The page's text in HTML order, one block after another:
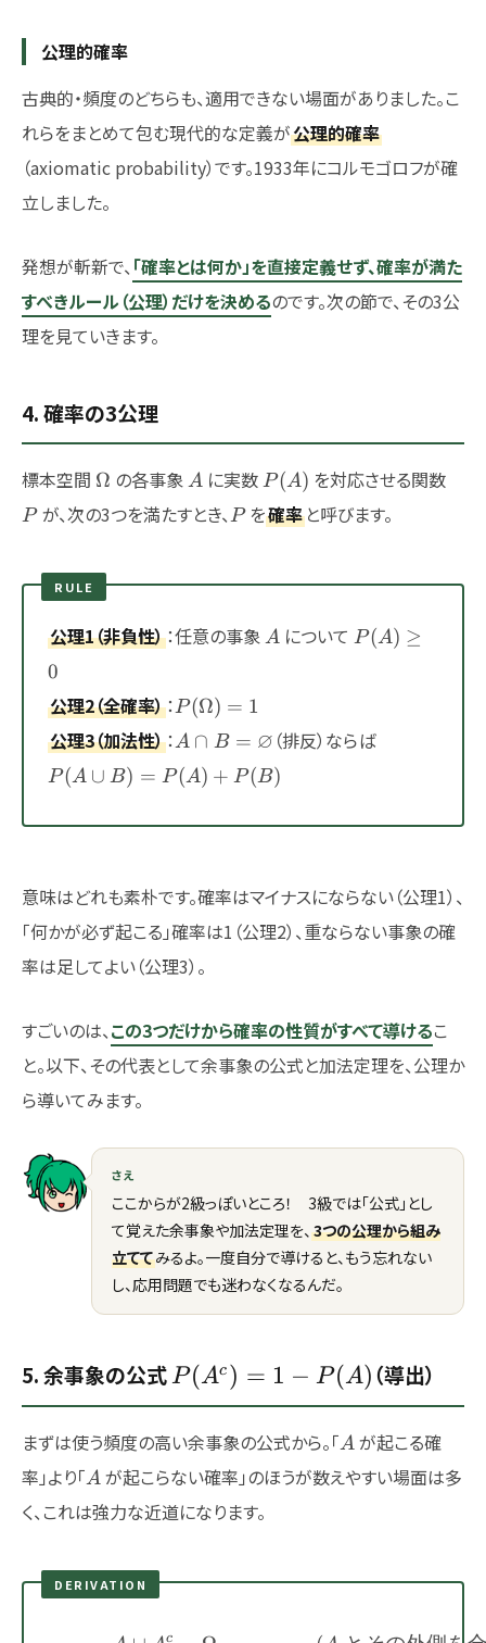
公理的確率
古典的・頻度のどちらも、適用できない場面がありました。こ
れらをまとめて包む現代的な定義が公理的確率
（axiomatic probability）です。1933年にコルモゴロフが確
立しました。
発想が斬新で、 「確率とは何か」を直接定義せず、確率が満た
すべきルール（公理）だけを決めるのです。次の節で、その3公
理を見ていきます。
4. 確率の3公理
標本空間 \Omega
Ω の各事象 A
A に実数 P(A)
P(A) を対応させる関数P
Pが、次の3つを満たすとき、 P
Pを確率と呼びます。
RULE
公理1（非負性） ：任意の事象 A
A について P(A)\ge
P(A) ≥
0
公理2（全確率） ： P(\Omega)=1
P(Ω) = 1
公理3（加法性） ： A\cap
A ∩ B = ∅ （排反）ならばP(A\cup
P(A ∪ B) = P(A) + P(B)
意味はどれも素朴です。確率はマイナスにならない（公理1）、
「何かが必ず起こる」確率は1（公理2）、重ならない事象の確
率は足してよい（公理3）。
すごいのは、この3つだけから確率の性質がすべて導けるこ
と。以下、その代表として余事象の公式と加法定理を、公理か
ら導いてみます。
さえ
ここからが2級っぽいところ！ 3級では「公式」とし
て覚えた余事象や加法定理を、 3つの公理から組み
立ててみるよ。一度自分で導けると、もう忘れない
し、応用問題でも迷わなくなるんだ。
5. 余事象の公式 P(A^c)=1-
P(A)
P (Ac) = 1 − P (A)（導出）
まずは使う頻度の高い余事象の公式から。「 A
A が起こる確
率」より「 A
A が起こらない確率」のほうが数えやすい場面は多
く、これは強力な近道になります。
DERIVATION
c